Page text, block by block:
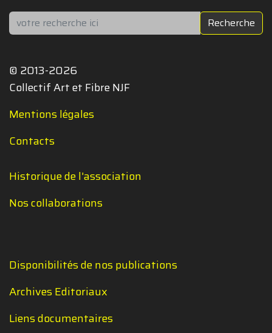
Rechercher Recherche
© 2013-2026
Collectif Art et Fibre NJF
Mentions légales
Contacts
Historique de l'association
Nos collaborations
Disponibilités de nos publications
Archives Editoriaux
Liens documentaires